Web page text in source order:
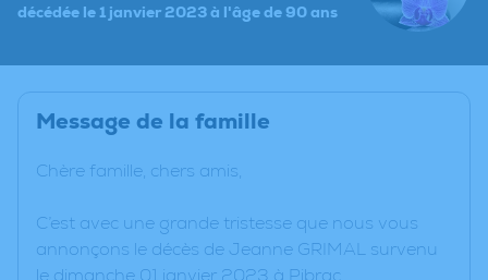
décédée le 1 janvier 2023 à l'âge de 90 ans
Message de la famille
Chère famille, chers amis,
C’est avec une grande tristesse que nous vous
annonçons le décès de Jeanne GRIMAL survenu
le dimanche 01 janvier 2023 à Pibrac.